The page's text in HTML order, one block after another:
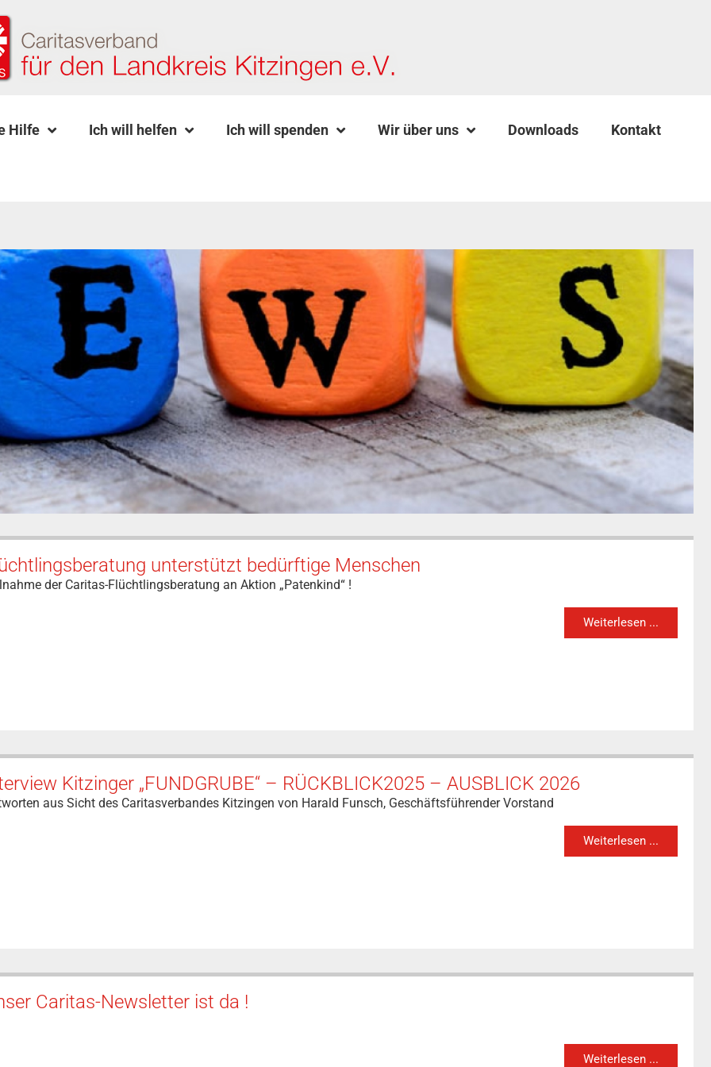
Hilfe Ich will helfen Ich will spenden Wir über uns Downloads Kontakt
unterstützt bedürftige Menschen
der Caritas-Flüchtlingsberatung an Aktion „Patenkind“ !
Weiterlesen ...
Kitzinger „FUNDGRUBE“ – RÜCKBLICK2025 – AUSBLICK 2026
aus Sicht des Caritasverbandes Kitzingen von Harald Funsch, Geschäftsführender Vorstand
Weiterlesen ...
Caritas-Newsletter ist da !
Weiterlesen ...